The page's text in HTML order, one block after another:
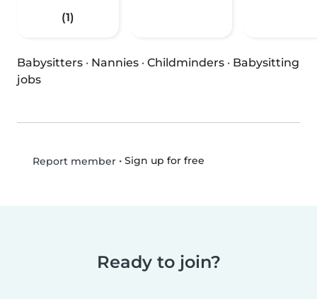
(1)
Babysitters · Nannies · Childminders · Babysitting
jobs
Report member• Sign up for free
Ready to join?